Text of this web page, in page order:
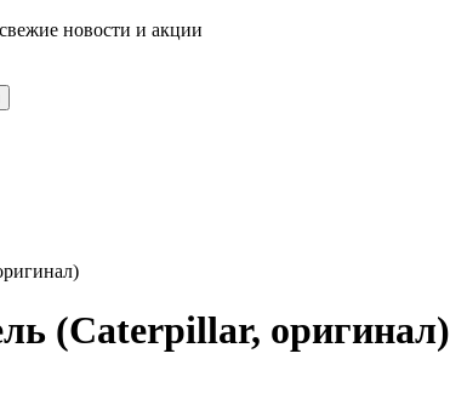
новости и акции
(Caterpillar, оригинал)